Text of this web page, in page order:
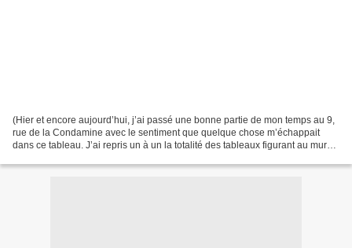
(Hier et encore aujourd’hui, j’ai passé une bonne partie de mon temps au 9,
rue de la Condamine avec le sentiment que quelque chose m’échappait
dans ce tableau. J’ai repris un à un la totalité des tableaux figurant au mur